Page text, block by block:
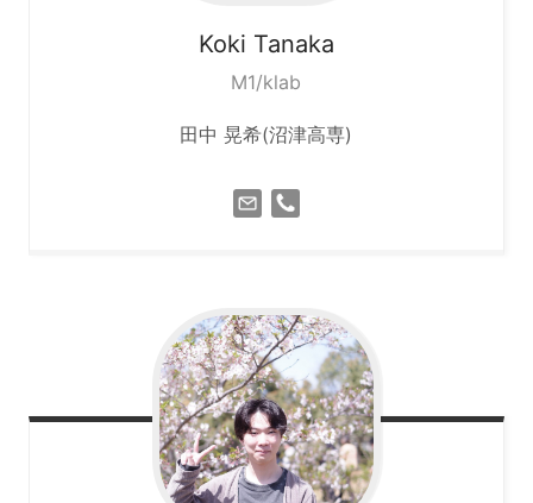
Koki Tanaka
M1/klab
田中 晃希(沼津高専)